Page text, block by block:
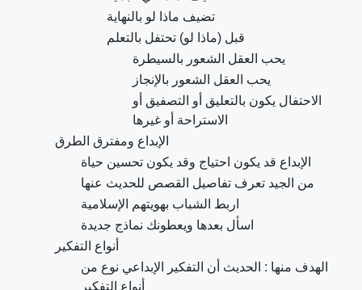
تضيف ماذا لو بالنهاية
قبل (ماذا لو) تحتفل بالتعلم
يحب العقل الشعور بالسيطرة
يحب العقل الشعور بالإنجاز
الاحتفال يكون بالتعليق أو التصفيق أو
الاستراحة أو غيرها
الإبداع ومفترق الطرق
الإبداع قد يكون احتياج وقد يكون تحسين حياة
من الجيد تعرف تفاصيل القصص للحديث عنها
اربط الشباب بهويتهم الإسلامية
اسأل بعدها ويعطونك نماذج جديدة
أنواع التفكير
الهدف منها : الحديث أن التفكير الإبداعي نوع من
أنواع التفكير